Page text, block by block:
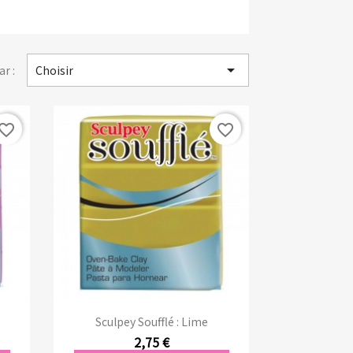
: Choisir 
Sculpey Soufflé : Lime
2,75 €
Aperçu rapide
favorite_border